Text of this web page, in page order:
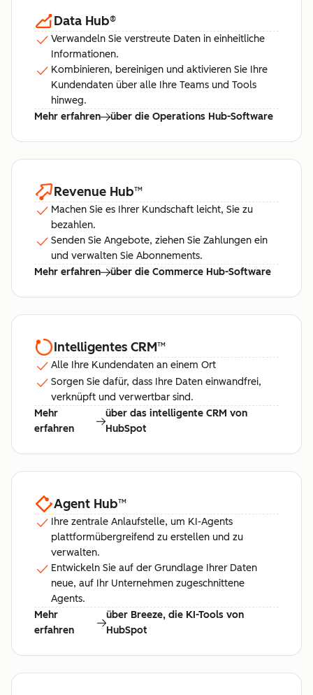
Data Hub®
Verwandeln Sie verstreute Daten in einheitliche
Informationen.
Kombinieren, bereinigen und aktivieren Sie Ihre
Kundendaten über alle Ihre Teams und Tools
hinweg.
Mehr erfahren
über die Operations Hub-Software
Revenue Hub™
Machen Sie es Ihrer Kundschaft leicht, Sie zu
bezahlen.
Senden Sie Angebote, ziehen Sie Zahlungen ein
und verwalten Sie Abonnements.
Mehr erfahren
über die Commerce Hub-Software
Intelligentes CRM™
Alle Ihre Kundendaten an einem Ort
Sorgen Sie dafür, dass Ihre Daten einwandfrei,
verknüpft und verwertbar sind.
Mehr
erfahren
über das intelligente CRM von
HubSpot
Agent Hub™
Ihre zentrale Anlaufstelle, um KI-Agents
plattformübergreifend zu erstellen und zu
verwalten.
Entwickeln Sie auf der Grundlage Ihrer Daten
neue, auf Ihr Unternehmen zugeschnittene
Agents.
Mehr
erfahren
über Breeze, die KI-Tools von
HubSpot